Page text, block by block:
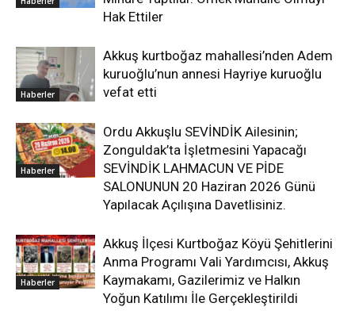
Hak Ettiler
Haberler
Akkuş kurtboğaz mahallesi’nden Adem
kuruoğlu’nun annesi Hayriye kuruoğlu
vefat etti
Haberler
Ordu Akkuşlu SEVİNDİK Ailesinin;
Zonguldak’ta İşletmesini Yapacağı
SEVİNDİK LAHMACUN VE PİDE
SALONUNUN 20 Haziran 2026 Günü
Yapılacak Açılışına Davetlisiniz.
Haberler
Akkuş İlçesi Kurtboğaz Köyü Şehitlerini
Anma Programı Vali Yardımcısı, Akkuş
Kaymakamı, Gazilerimiz ve Halkın
Yoğun Katılımı İle Gerçekleştirildi